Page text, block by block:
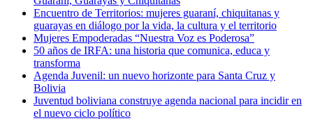
Encuentro de Territorios: mujeres guaraní, chiquitanas y
guarayas en diálogo por la vida, la cultura y el territorio
Mujeres Empoderadas “Nuestra Voz es Poderosa”
50 años de IRFA: una historia que comunica, educa y
transforma
Agenda Juvenil: un nuevo horizonte para Santa Cruz y
Bolivia
Juventud boliviana construye agenda nacional para incidir en
el nuevo ciclo político